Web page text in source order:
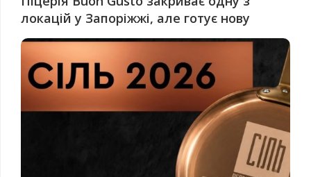
локацій у Запоріжжі, але готує нову